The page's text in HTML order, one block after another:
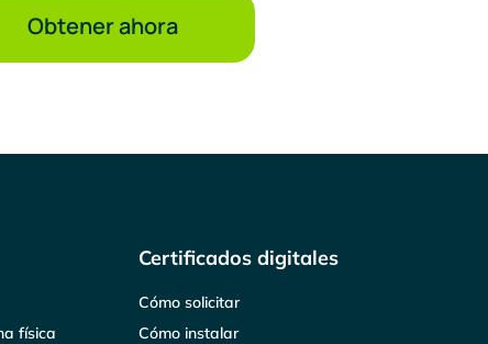
Obtener ahora
física
Certificados digitales
Cómo solicitar
Cómo instalar